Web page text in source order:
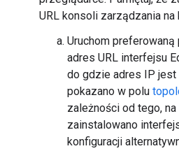
URL konsoli zarządzania na
Uruchom
adres URL interfejsu
do gdzie adres IP jest
pokazano w polu
zależności od tego,
zainstalowano
konfiguracji